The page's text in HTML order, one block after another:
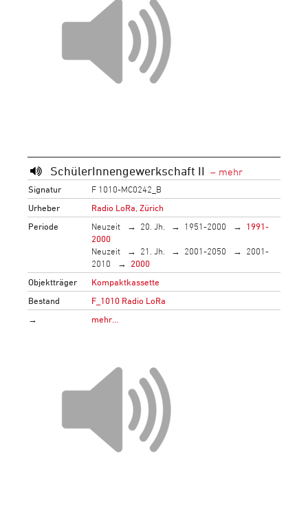
SchülerInnengewerkschaft II
Signatur
F 1010-MC0242_B
Urheber
Radio LoRa, Zürich
Periode
Neuzeit 20. Jh. 1951-2000
1991-
2000
Neuzeit
21. Jh. 2001-2050
2001-
2010
2000
Objektträger
Kompaktkassette
Bestand
F_1010 Radio LoRa
→
mehr…